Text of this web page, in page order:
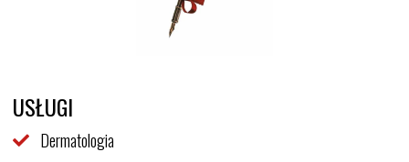
USŁUGI
Dermatologia